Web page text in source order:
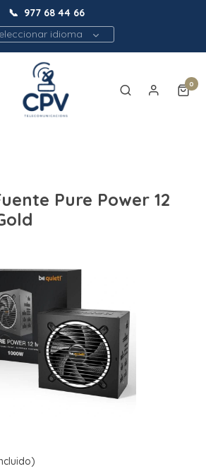
📞 977 68 44 66
idioma
0
Pure Power 12